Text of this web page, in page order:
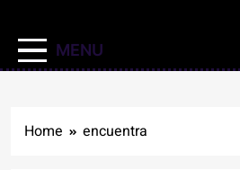
MENU
Home encuentra